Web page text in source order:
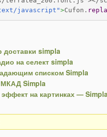
javascript">Cufon.
доставки simpla
на селект simpla
списком Simpla
МКАД Simpla
на картинках —